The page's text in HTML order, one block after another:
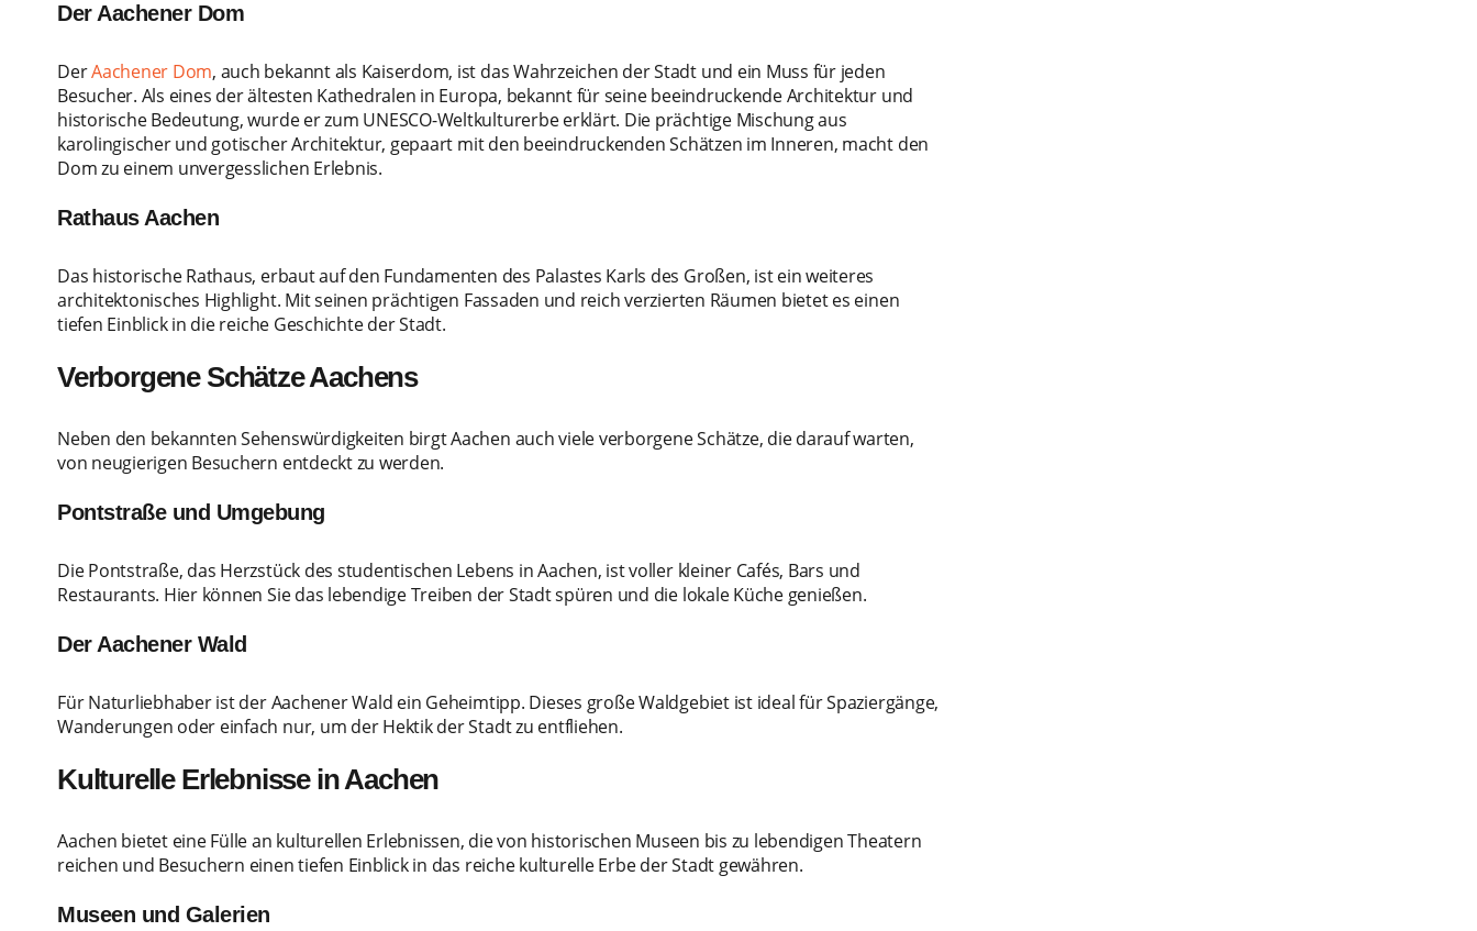
Der Aachener Dom
DerAachener Dom, auch bekannt als Kaiserdom, ist das Wahrzeichen der Stadt und ein Muss für jeden
Besucher. Als eines der ältesten Kathedralen in Europa, bekannt für seine beeindruckende Architektur und
historische Bedeutung, wurde er zum UNESCO-Weltkulturerbe erklärt. Die prächtige Mischung aus
karolingischer und gotischer Architektur, gepaart mit den beeindruckenden Schätzen im Inneren, macht den
Dom zu einem unvergesslichen Erlebnis.
Rathaus Aachen
Das historische Rathaus, erbaut auf den Fundamenten des Palastes Karls des Großen, ist ein weiteres
architektonisches Highlight. Mit seinen prächtigen Fassaden und reich verzierten Räumen bietet es einen
tiefen Einblick in die reiche Geschichte der Stadt.
Verborgene Schätze Aachens
Neben den bekannten Sehenswürdigkeiten birgt Aachen auch viele verborgene Schätze, die darauf warten,
von neugierigen Besuchern entdeckt zu werden.
Pontstraße und Umgebung
Die Pontstraße, das Herzstück des studentischen Lebens in Aachen, ist voller kleiner Cafés, Bars und
Restaurants. Hier können Sie das lebendige Treiben der Stadt spüren und die lokale Küche genießen.
Der Aachener Wald
Für Naturliebhaber ist der Aachener Wald ein Geheimtipp. Dieses große Waldgebiet ist ideal für Spaziergänge,
Wanderungen oder einfach nur, um der Hektik der Stadt zu entfliehen.
Kulturelle Erlebnisse in Aachen
Aachen bietet eine Fülle an kulturellen Erlebnissen, die von historischen Museen bis zu lebendigen Theatern
reichen und Besuchern einen tiefen Einblick in das reiche kulturelle Erbe der Stadt gewähren.
Museen und Galerien